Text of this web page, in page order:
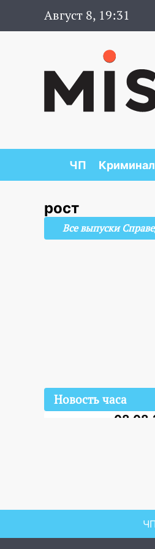
Август 8, 19:31
ЧП Криминал
рост
Все выпуски
Новость часа
перевернулась
В
машине двух
17:15 В
ЧП